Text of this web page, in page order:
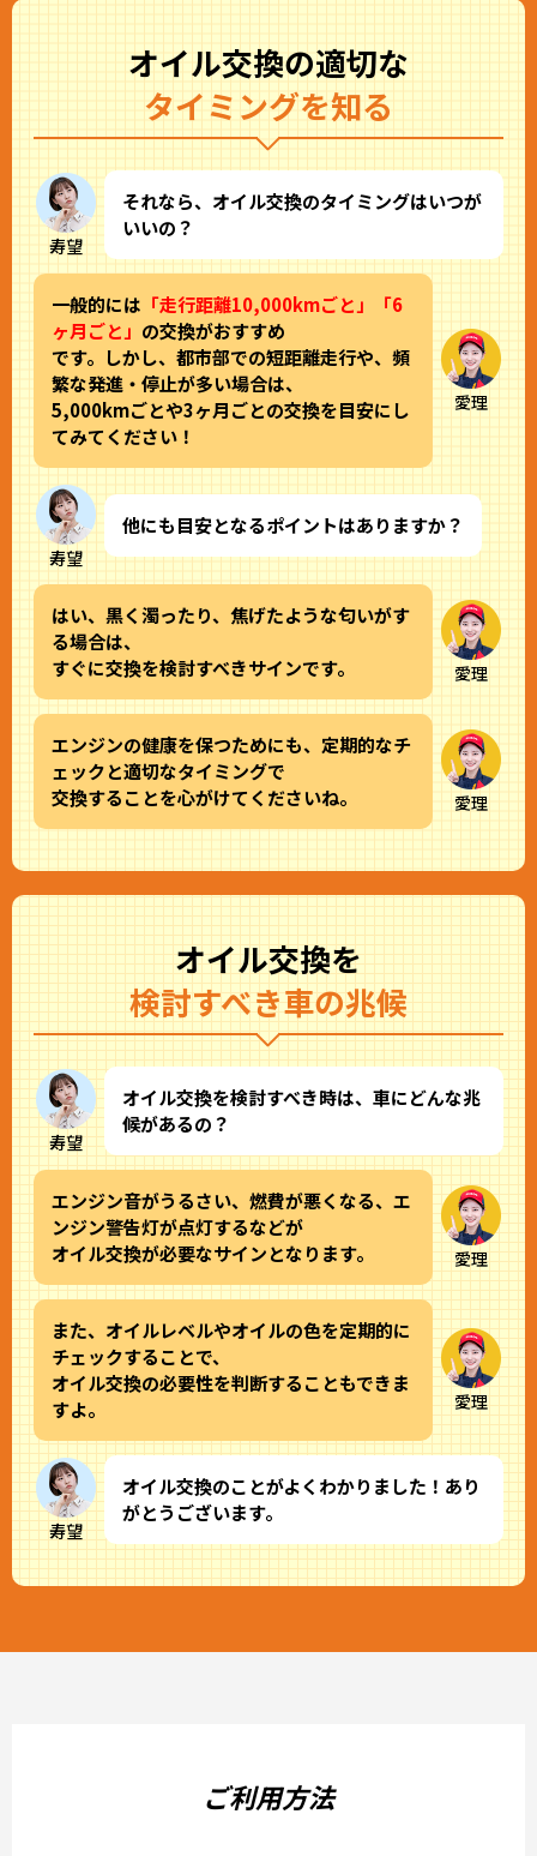
オイル交換の適切な
タイミングを知る
寿望
それなら、オイル交換のタイミングはいつが
いいの？
愛理
一般的には 「走行距離10,000kmごと」「6
ヶ月ごと」 の交換がおすすめ
です。しかし、都市部での短距離走行や、頻
繁な発進・停止が多い場合は、
5,000kmごとや3ヶ月ごとの交換を目安にし
てみてください！
寿望
他にも目安となるポイントはありますか？
愛理
はい、黒く濁ったり、焦げたような匂いがす
る場合は、
すぐに交換を検討すべきサインです。
愛理
エンジンの健康を保つためにも、定期的なチ
ェックと適切なタイミングで
交換することを心がけてくださいね。
オイル交換を
検討すべき車の兆候
寿望
オイル交換を検討すべき時は、車にどんな兆
候があるの？
愛理
エンジン音がうるさい、燃費が悪くなる、エ
ンジン警告灯が点灯するなどが
オイル交換が必要なサインとなります。
愛理
また、オイルレベルやオイルの色を定期的に
チェックすることで、
オイル交換の必要性を判断することもできま
すよ。
寿望
オイル交換のことがよくわかりました！あり
がとうございます。
ご利用方法